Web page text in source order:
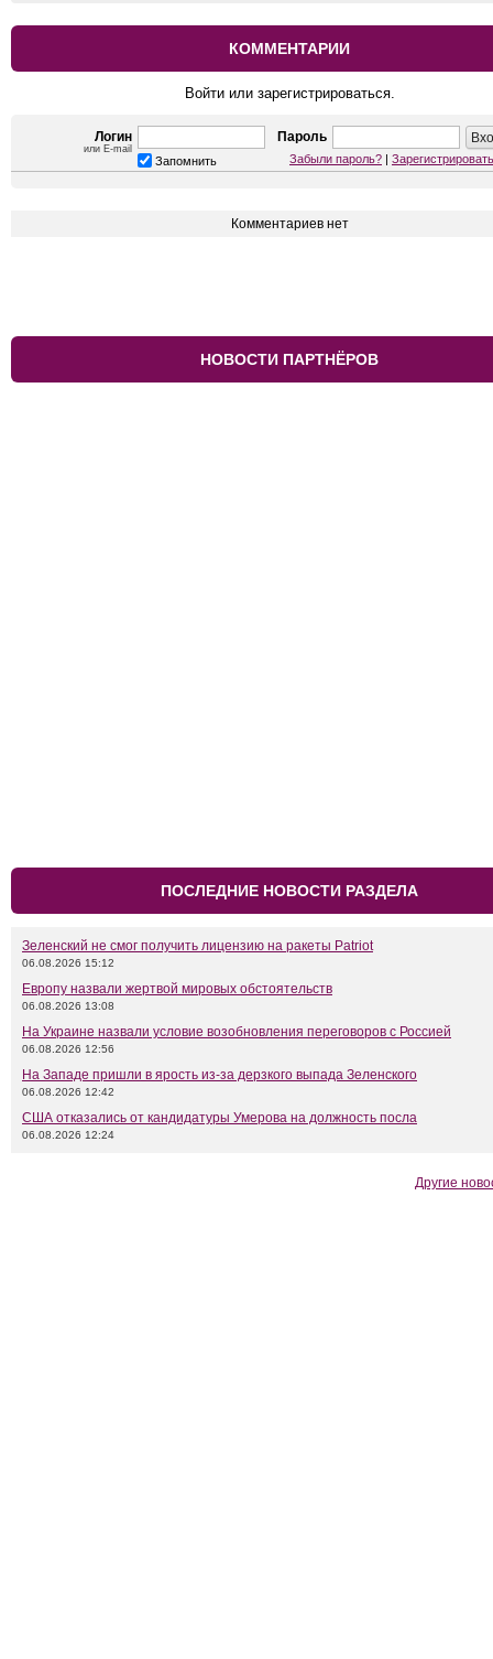
КОММЕНТАРИИ
Войти или зарегистрироваться.
Логин
или E-mail
Пароль
Запомнить Забыли пароль? |
Комментариев нет
НОВОСТИ ПАРТНЁРОВ
ПОСЛЕДНИЕ НОВОСТИ РАЗДЕЛА
Зеленский не смог получить лицензию на ракеты Patriot
06.08.2026 15:12
Европу назвали жертвой мировых обстоятельств
06.08.2026 13:08
На Украине назвали условие возобновления переговоров с Россией
06.08.2026 12:56
На Западе пришли в ярость из-за дерзкого выпада Зеленского
06.08.2026 12:42
США отказались от кандидатуры Умерова на должность посла
06.08.2026 12:24
Другие